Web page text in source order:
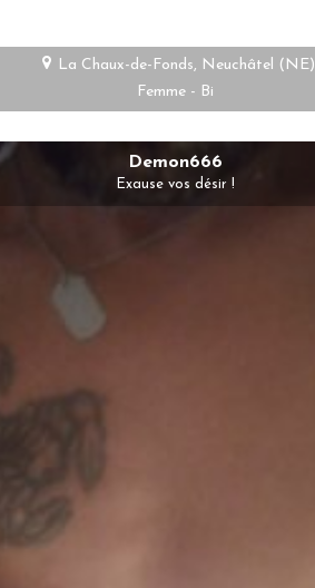
La Chaux-de-Fonds, Neuchâtel (NE)
Femme - Bi
Demon666
Exause vos désir !